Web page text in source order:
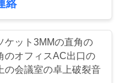
モニ
59
絡
ケット3MMの直角の
のオフィスAC出口の
上の会議室の卓上破裂音